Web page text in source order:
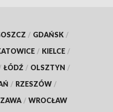
/ GDAŃSK /
/ KIELCE /
ŁÓDŹ / OLSZTYN /
/ RZESZÓW /
/ WROCŁAW